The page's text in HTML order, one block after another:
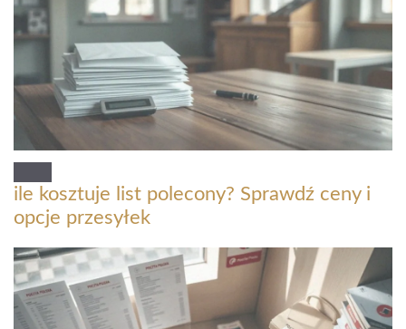
ile kosztuje list polecony? Sprawdź ceny i
opcje przesyłek